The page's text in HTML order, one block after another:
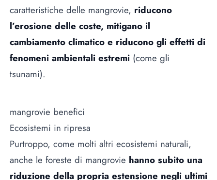
caratteristiche delle mangrovie, riducono
l’erosione delle coste, mitigano il
cambiamento climatico e riducono gli effetti di
fenomeni ambientali estremi (come gli
tsunami).
mangrovie benefici
Ecosistemi in ripresa
Purtroppo, come molti altri ecosistemi naturali,
anche le foreste di mangrovie hanno subito una
riduzione della propria estensione negli ultimi